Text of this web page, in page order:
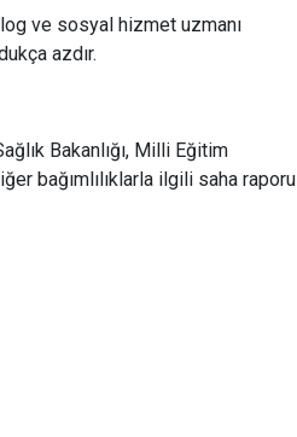
ve sosyal hizmet uzmanı
azdır.
Bakanlığı, Milli Eğitim
bağımlılıklarla ilgili saha raporu